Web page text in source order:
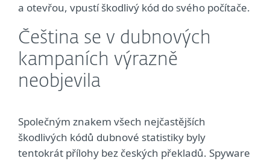
a otevřou, vpustí škodlivý kód do svého počítače.
Čeština se v dubnových
kampaních výrazně
neobjevila
Společným znakem všech nejčastějších
škodlivých kódů dubnové statistiky byly
tentokrát přílohy bez českých překladů. Spyware